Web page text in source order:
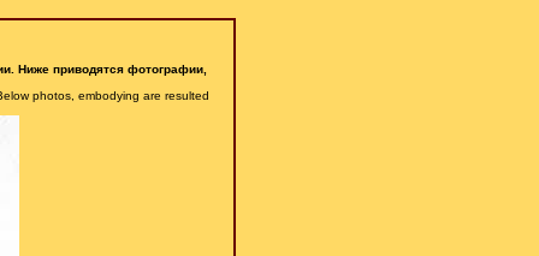
Ниже приводятся фотографии,
photos, embodying are resulted